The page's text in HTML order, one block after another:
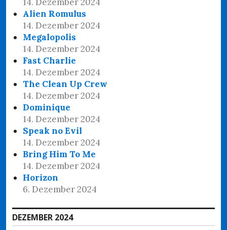
Alien Romulus
14. Dezember 2024
Megalopolis
14. Dezember 2024
Fast Charlie
14. Dezember 2024
The Clean Up Crew
14. Dezember 2024
Dominique
14. Dezember 2024
Speak no Evil
14. Dezember 2024
Bring Him To Me
14. Dezember 2024
Horizon
6. Dezember 2024
DEZEMBER 2024